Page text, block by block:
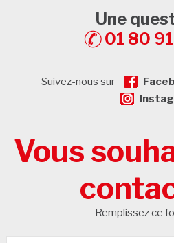
Une
01 80
Suivez-nous sur
Vous
Remplissez ce